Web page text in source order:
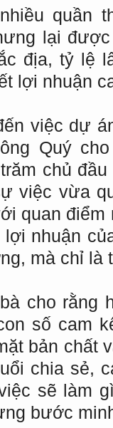
quần
lại
địa, tỷ lệ
lợi nhuận
việc dự
Quý
chủ
việc vừa
quan điểm
nhuận
mà chỉ
cho rằng
số cam
bản chất
chia sẻ,
sẽ làm
bước